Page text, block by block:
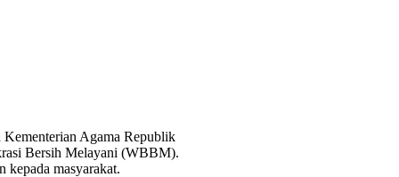
Agama Republik
Bersih Melayani (WBBM).
kepada masyarakat.